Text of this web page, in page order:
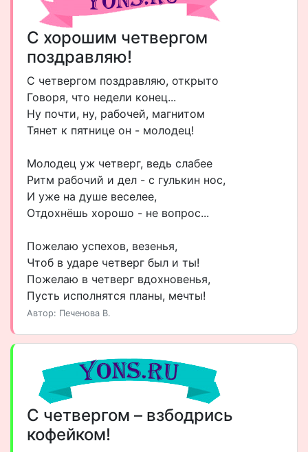
С хорошим четвергом
поздравляю!
С четвергом поздравляю, открыто
Говоря, что недели конец...
Ну почти, ну, рабочей, магнитом
Тянет к пятнице он - молодец!
Молодец уж четверг, ведь слабее
Ритм рабочий и дел - с гулькин нос,
И уже на душе веселее,
Отдохнёшь хорошо - не вопрос...
Пожелаю успехов, везенья,
Чтоб в ударе четверг был и ты!
Пожелаю в четверг вдохновенья,
Пусть исполнятся планы, мечты!
Автор: Печенова В.
С четвергом – взбодрись
кофейком!